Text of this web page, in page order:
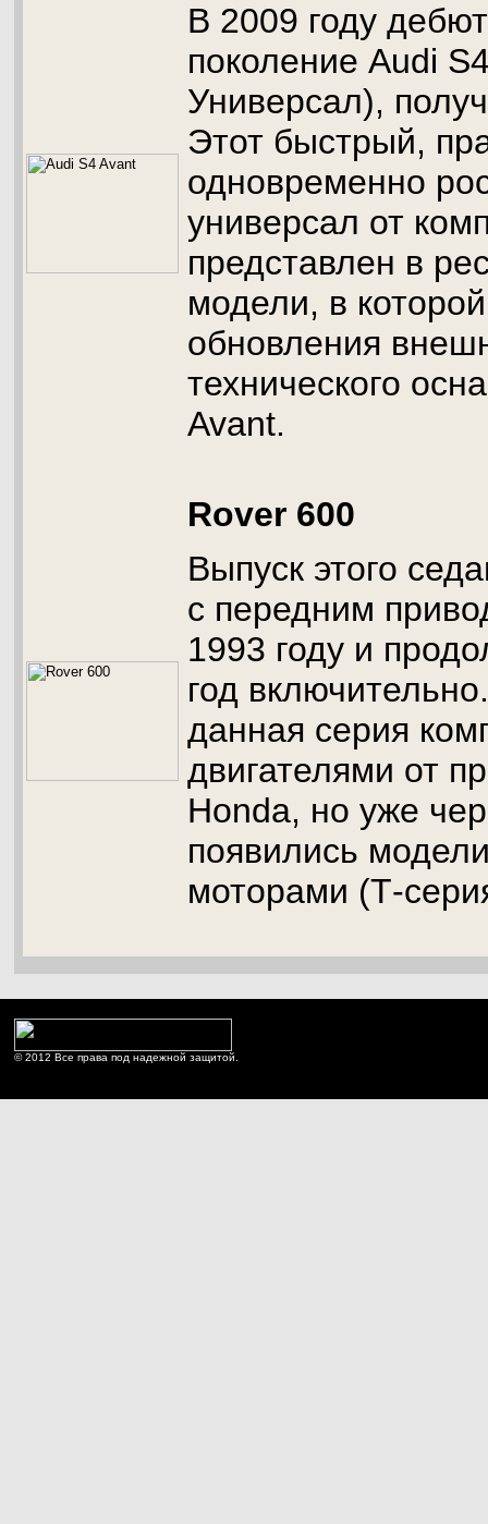
В 2009 году
поколение Audi
Универсал),
Этот быстрый,
одновременно
универсал от
представлен в
модели, в
обновления
технического
Avant.
Rover 600
Выпуск этого
с передним
1993 году и
год
данная серия
двигателями от
Honda, но уже
появились
моторами (Т-
© 2012 Все права под надежной защитой.